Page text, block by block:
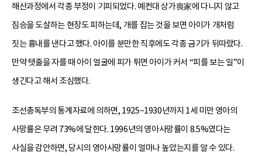
해산과정에서 각종 부정이 기피되었다. 예컨대 상가喪家에 다니지 않고
짐승을 도살하는 현장도 피하는데, 개를 잡는 것을 보면 아이가 개처럼
짓는 흉내를 낸다고 했다. 아이를 분만한 직후에도 각종 금기가 뒤따랐다.
만약 탯줄을 자를 때 아이 얼굴에 피가 튀면 아이가 커서 “피를 보는 일”이
생긴다고 해서 조심했다.
조선총독부의 통계자료에 의하면, 1925~1930년까지 1세 미만 영아의
사망률은 무려 73%에 달한다. 1996년의 영아사망률이 8.5%였다는
사실을 감안하면, 당시의 영아사망률이 얼마나 높았는지를 알 수 있다.